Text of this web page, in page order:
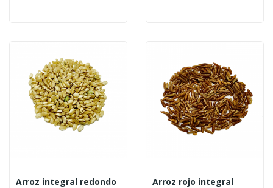
Arroz integral redondo Arroz rojo integral